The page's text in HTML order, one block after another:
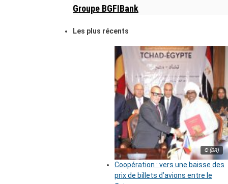
Groupe BGFIBank
Les plus récents
© (DR)
Coopération : vers une baisse des
prix de billets d’avions entre le